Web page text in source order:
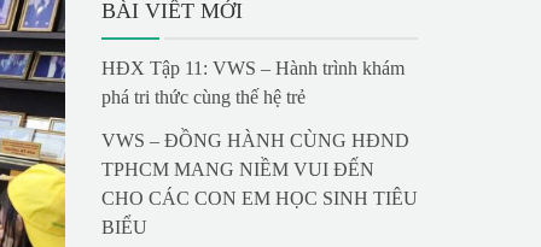
BÀI VIẾT MỚI
HĐX Tập 11: VWS – Hành trình khám
phá tri thức cùng thế hệ trẻ
VWS – ĐỒNG HÀNH CÙNG HĐND
TPHCM MANG NIỀM VUI ĐẾN
CHO CÁC CON EM HỌC SINH TIÊU
BIỂU